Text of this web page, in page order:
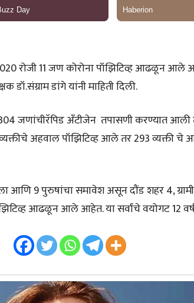
रोजी 11 जण कोरोना पॉझिटिव्ह आढळून आले
डांगे यांनी माहिती दिली.
जणांचीरॅपिड अँटीजेन तपासणी करण्यात आली
अहवाल पॉझिटिव्ह आले तर 293 व्यक्ती चे
आणि 9 पुरुषांचा समावेश असून दौंड शहर 4,
आढळून आले आहेत. या सर्वांचे वयोगट 12